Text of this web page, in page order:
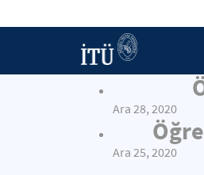
Ara 28, 2020
Ara 25, 2020